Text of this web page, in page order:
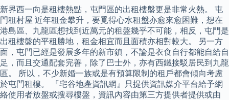
新界西一向是租樓熱點，屯門區的出租樓盤更是非常火熱。 屯
門租村屋 近年租金攀升，要覓得心水租盤亦愈來愈困難，想在
港島區、九龍區想找到近萬元的租盤幾乎不可能，相反，屯門是
出租樓盤的平租勝地，租金相宜而且面積亦相對較大。 另一方
面，屯門已經是發展多年的新市鎮，不論是衣食自行都能自給自
足，而且交通配套完善，除了巴士外，亦有西鐵接駁居民到九龍
區。 所以，不少新婚一族或是有預算限制的租戶都會傾向考慮
於屯門租樓。 『宅谷地產資訊網』只提供資訊媒介平台給予網
絡使用者放盤或搜尋樓盤，資訊內容由第三方提供者提供或由